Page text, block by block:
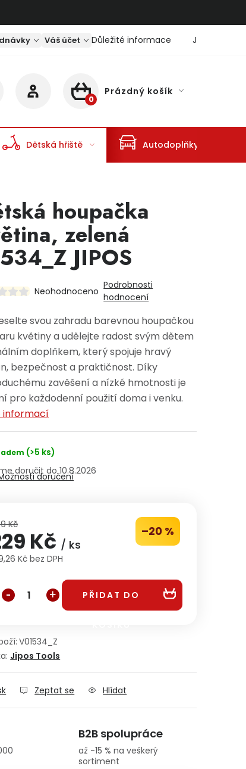
Váš účet Důležité informace Jaký je
NÁKUPNÍ KOŠÍK
Prázdný košík
Dětská hřiště Autodoplňky
houpačka
zelená
JIPOS
Neohodnoceno
Podrobnosti
hodnocení
svou zahradu barevnou houpačkou
květiny a udělejte radost svým dětem
doplňkem, který spojuje hravý
bezpečnost a praktičnost. Díky
zavěšení a nízké hmotnosti je
pro každodenní použití doma i venku.
informací
(>5 ks)
10.8.2026
doručení
Kč –20 %
Kč / ks
Kč bez DPH
PŘIDAT DO
V01534_Z
Jipos Tools
Zeptat se Hlídat
B2B spolupráce
až -15 % na veškerý
sortiment